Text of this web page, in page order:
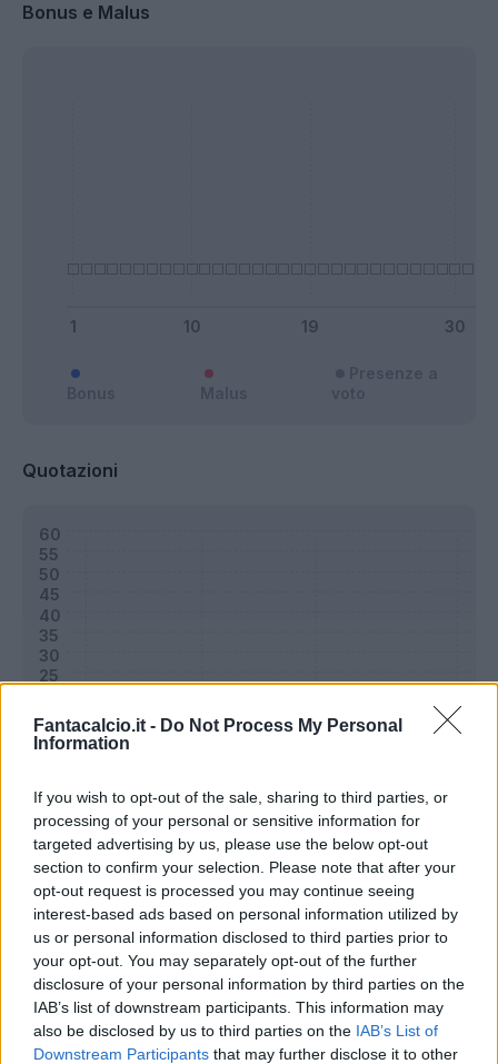
Fantacalcio.it - Do Not Process My Personal
Information
If you wish to opt-out of the sale, sharing to third parties, or
processing of your personal or sensitive information for
targeted advertising by us, please use the below opt-out
section to confirm your selection. Please note that after your
opt-out request is processed you may continue seeing
interest-based ads based on personal information utilized by
us or personal information disclosed to third parties prior to
your opt-out. You may separately opt-out of the further
disclosure of your personal information by third parties on the
IAB’s list of downstream participants. This information may
also be disclosed by us to third parties on the IAB’s List of
Downstream Participants that may further disclose it to other
Bonus e Malus
Quotazioni
Classic Mantra
Riepilogo stagione
Titolare 0 - 0%
Entrato 0 - 0 %
Squalificato 0 - 0%